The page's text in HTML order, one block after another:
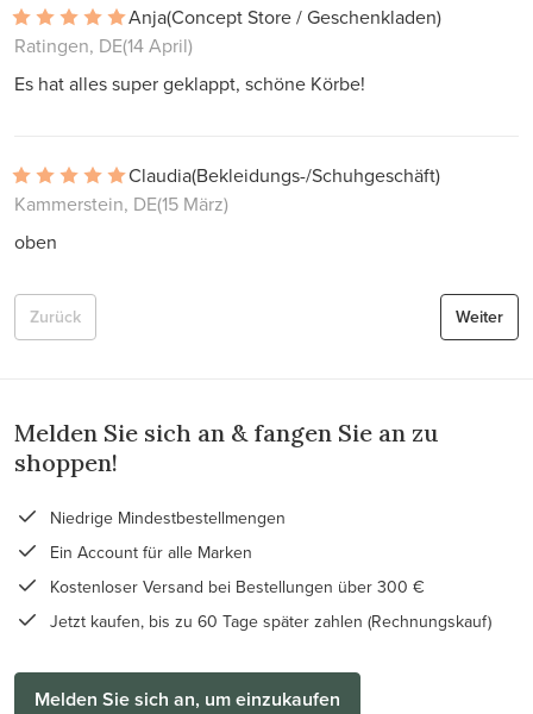
Anja(Concept Store / Geschenkladen)
Ratingen, DE(14 April)
Es hat alles super geklappt, schöne Körbe!
Claudia(Bekleidungs-/Schuhgeschäft)
Kammerstein, DE(15 März)
oben
Weiter
Zurück
Melden Sie sich an & fangen Sie an zu
shoppen!
Niedrige Mindestbestellmengen
Ein Account für alle Marken
Kostenloser Versand bei Bestellungen über 300 €
Jetzt kaufen, bis zu 60 Tage später zahlen (Rechnungskauf)
Melden Sie sich an, um einzukaufen